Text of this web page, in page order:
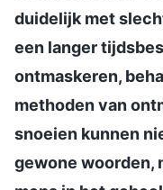
duidelijk met
een langer
ontmaskeren,
methoden van
snoeien kunnen
gewone woorden,